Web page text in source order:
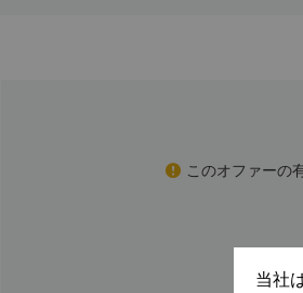
このオファーの
当社